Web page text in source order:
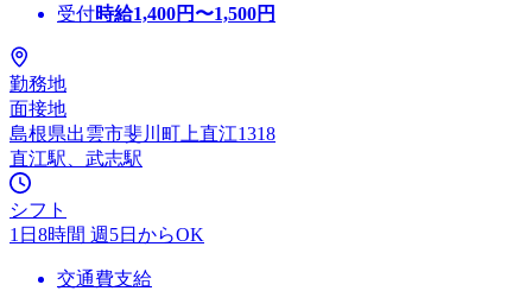
受付時給1,400円〜1,500円
勤務地
面接地
島根県出雲市斐川町上直江1318
直江駅、武志駅
シフト
1日8時間 週5日からOK
交通費支給